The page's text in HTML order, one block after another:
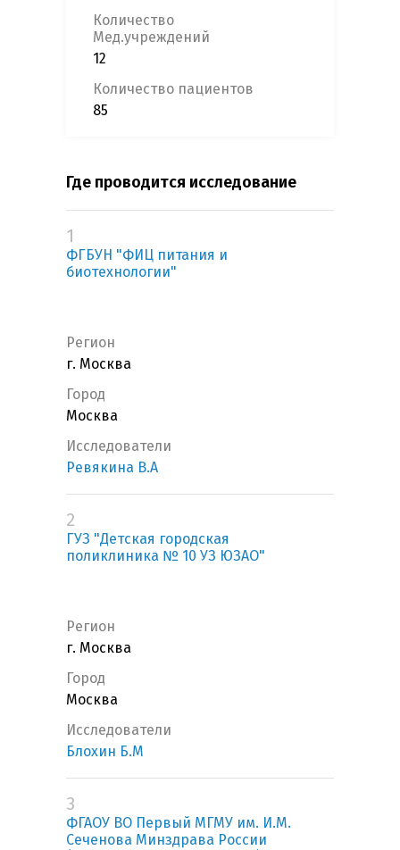
Количество
Мед.учреждений
12
Количество пациентов
85
Где проводится исследование
1
ФГБУН "ФИЦ питания и
биотехнологии"
Регион
г. Москва
Город
Москва
Исследователи
Ревякина В.А
2
ГУЗ "Детская городская
поликлиника № 10 УЗ ЮЗАО"
Регион
г. Москва
Город
Москва
Исследователи
Блохин Б.М
3
ФГАОУ ВО Первый МГМУ им. И.М.
Сеченова Минздрава России